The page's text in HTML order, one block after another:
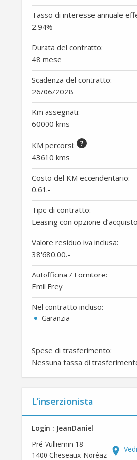
Tasso di interesse annuale
2.94%
Durata del contratto:
48 mese
Scadenza del contratto:
26/06/2028
Km assegnati:
60000 kms
KM percorsi:
43610 kms
Costo del KM eccendentario:
0.61 .-
Tipo di contratto:
Leasing con opzione d’acquisto
Valore residuo iva inclusa:
38'680.00.-
Autofficina / Fornitore:
Emil Frey
Nel contratto incluso:
Garanzia
Spese di trasferimento:
Nessuna tassa di
L’inserzionista
Login : JeanDaniel
Pré-Vulliemin 18
1400 Cheseaux-Noréaz